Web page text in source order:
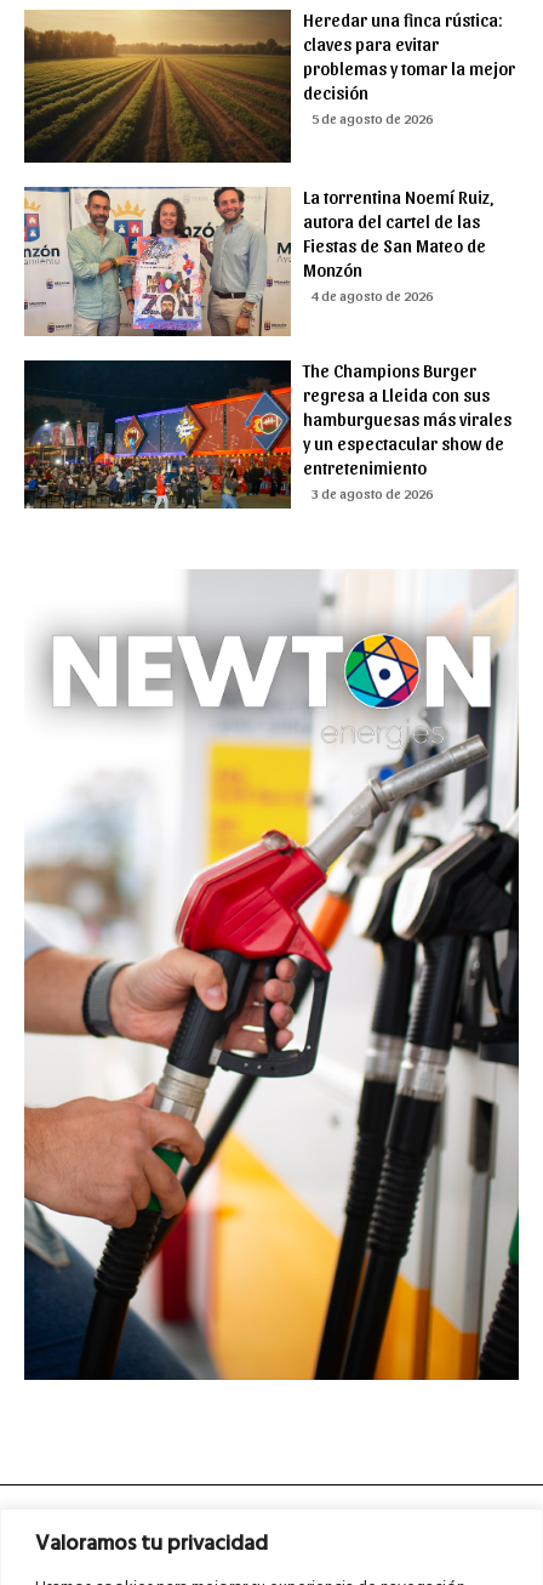
Valoramos tu privacidad
Heredar una finca rústica:
claves para evitar
problemas y tomar la mejor
decisión
5 de agosto de 2026
La torrentina Noemí Ruiz,
autora del cartel de las
Fiestas de San Mateo de
Monzón
4 de agosto de 2026
The Champions Burger
regresa a Lleida con sus
hamburguesas más virales
y un espectacular show de
entretenimiento
3 de agosto de 2026